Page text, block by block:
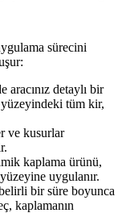
sürecini
aracınız detaylı bir
yüzeyindeki tüm kir,
ve kusurlar
kaplama ürünü,
uygulanır.
bir süre boyunca
kaplamanın